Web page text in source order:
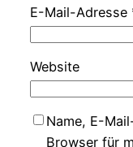
E-Mail-Adresse
Website
Name, E-
Browser für